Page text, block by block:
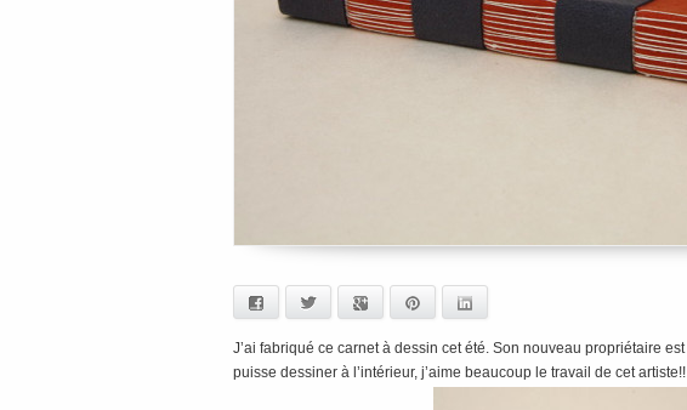
Facebook Twitter Google+ Pinterest
J’ai fabriqué ce carnet à dessin cet été. Son nouveau propriétaire est
puisse dessiner à l’intérieur, j’aime beaucoup le travail de cet artiste!!